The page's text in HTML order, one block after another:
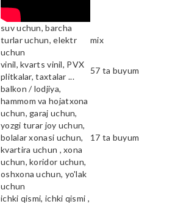
suv uchun, barcha
turlar uchun, elektr
uchun
mix
vinil, kvarts vinil, PVX
plitkalar, taxtalar ...
57 ta buyum
balkon / lodjiya,
hammom va hojatxona
uchun, garaj uchun,
yozgi turar joy uchun,
bolalar xonasi uchun,
kvartira uchun , xona
uchun, koridor uchun,
oshxona uchun, yo'lak
uchun
17 ta buyum
ichki qismi, ichki qismi ,